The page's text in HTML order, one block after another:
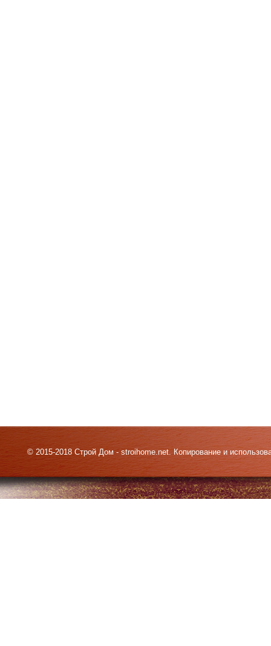
© 2015-2018 Строй Дом - stroihome.net. Копирование и